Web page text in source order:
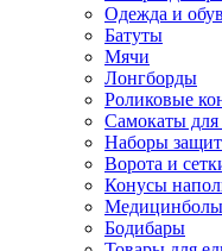
Одежда и
Батуты
Мячи
Лонгборды
Роликовые
Самокаты для
Наборы
Ворота и
Конусы
Медицинболы
Бодибары